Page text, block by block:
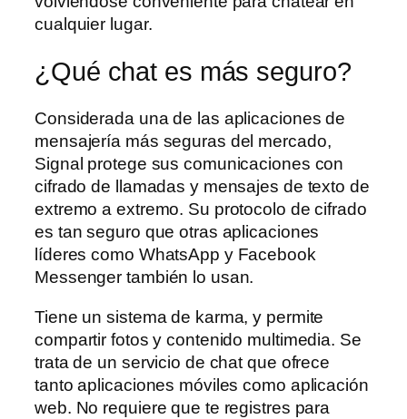
cualquier lugar.
¿Qué chat es más seguro?
Considerada una de las aplicaciones de
mensajería más seguras del mercado,
Signal protege sus comunicaciones con
cifrado de llamadas y mensajes de texto de
extremo a extremo. Su protocolo de cifrado
es tan seguro que otras aplicaciones
líderes como WhatsApp y Facebook
Messenger también lo usan.
Tiene un sistema de karma, y permite
compartir fotos y contenido multimedia. Se
trata de un servicio de chat que ofrece
tanto aplicaciones móviles como aplicación
web. No requiere que te registres para